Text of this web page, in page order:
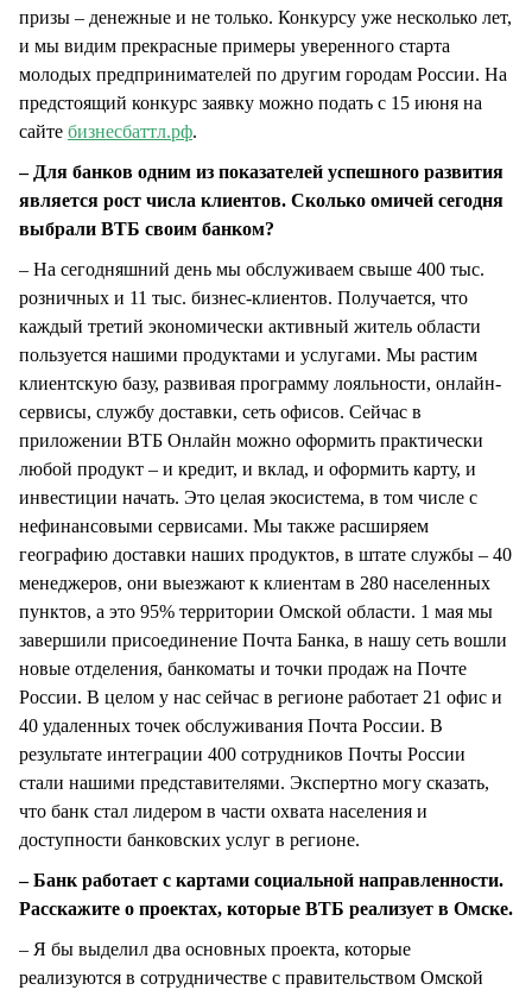
призы – денежные и не только. Конкурсу уже несколько лет,
и мы видим прекрасные примеры уверенного старта
молодых предпринимателей по другим городам России. На
предстоящий конкурс заявку можно подать с 15 июня на
сайте бизнесбаттл.рф.
– Для банков одним из показателей успешного развития
является рост числа клиентов. Сколько омичей сегодня
выбрали ВТБ своим банком?
– На сегодняшний день мы обслуживаем свыше 400 тыс.
розничных и 11 тыс. бизнес-клиентов. Получается, что
каждый третий экономически активный житель области
пользуется нашими продуктами и услугами. Мы растим
клиентскую базу, развивая программу лояльности, онлайн-
сервисы, службу доставки, сеть офисов. Сейчас в
приложении ВТБ Онлайн можно оформить практически
любой продукт – и кредит, и вклад, и оформить карту, и
инвестиции начать. Это целая экосистема, в том числе с
нефинансовыми сервисами. Мы также расширяем
географию доставки наших продуктов, в штате службы – 40
менеджеров, они выезжают к клиентам в 280 населенных
пунктов, а это 95% территории Омской области. 1 мая мы
завершили присоединение Почта Банка, в нашу сеть вошли
новые отделения, банкоматы и точки продаж на Почте
России. В целом у нас сейчас в регионе работает 21 офис и
40 удаленных точек обслуживания Почта России. В
результате интеграции 400 сотрудников Почты России
стали нашими представителями. Экспертно могу сказать,
что банк стал лидером в части охвата населения и
доступности банковских услуг в регионе.
– Банк работает с картами социальной направленности.
Расскажите о проектах, которые ВТБ реализует в Омске.
– Я бы выделил два основных проекта, которые
реализуются в сотрудничестве с правительством Омской